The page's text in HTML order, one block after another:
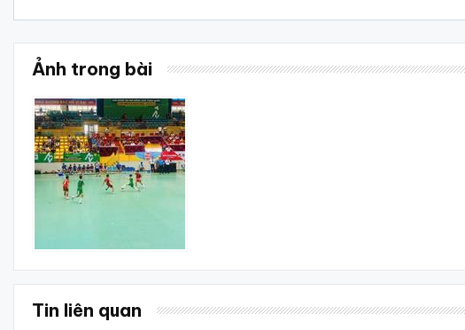
Ảnh trong bài
Tin liên quan